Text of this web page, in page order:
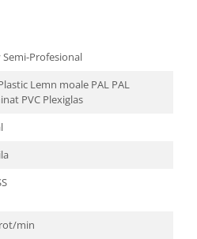
Profesional
Lemn moale PAL PAL
PVC Plexiglas
min